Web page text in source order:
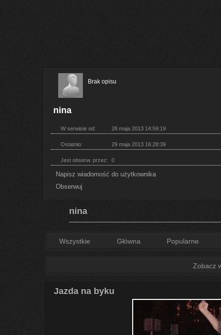
nina
Brak opisu
W serwisie od: 28 maja 2013 14:59:19
Ostatnio: 29 maja 2013 16:28:39
Jest obserw. przez: 0
Napisz wiadomość do użytkownika
Obserwuj
nina
Wszystkie Główna Popularne
Zobacz
Jazda na byku